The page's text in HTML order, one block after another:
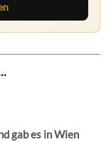
gab es in Wien